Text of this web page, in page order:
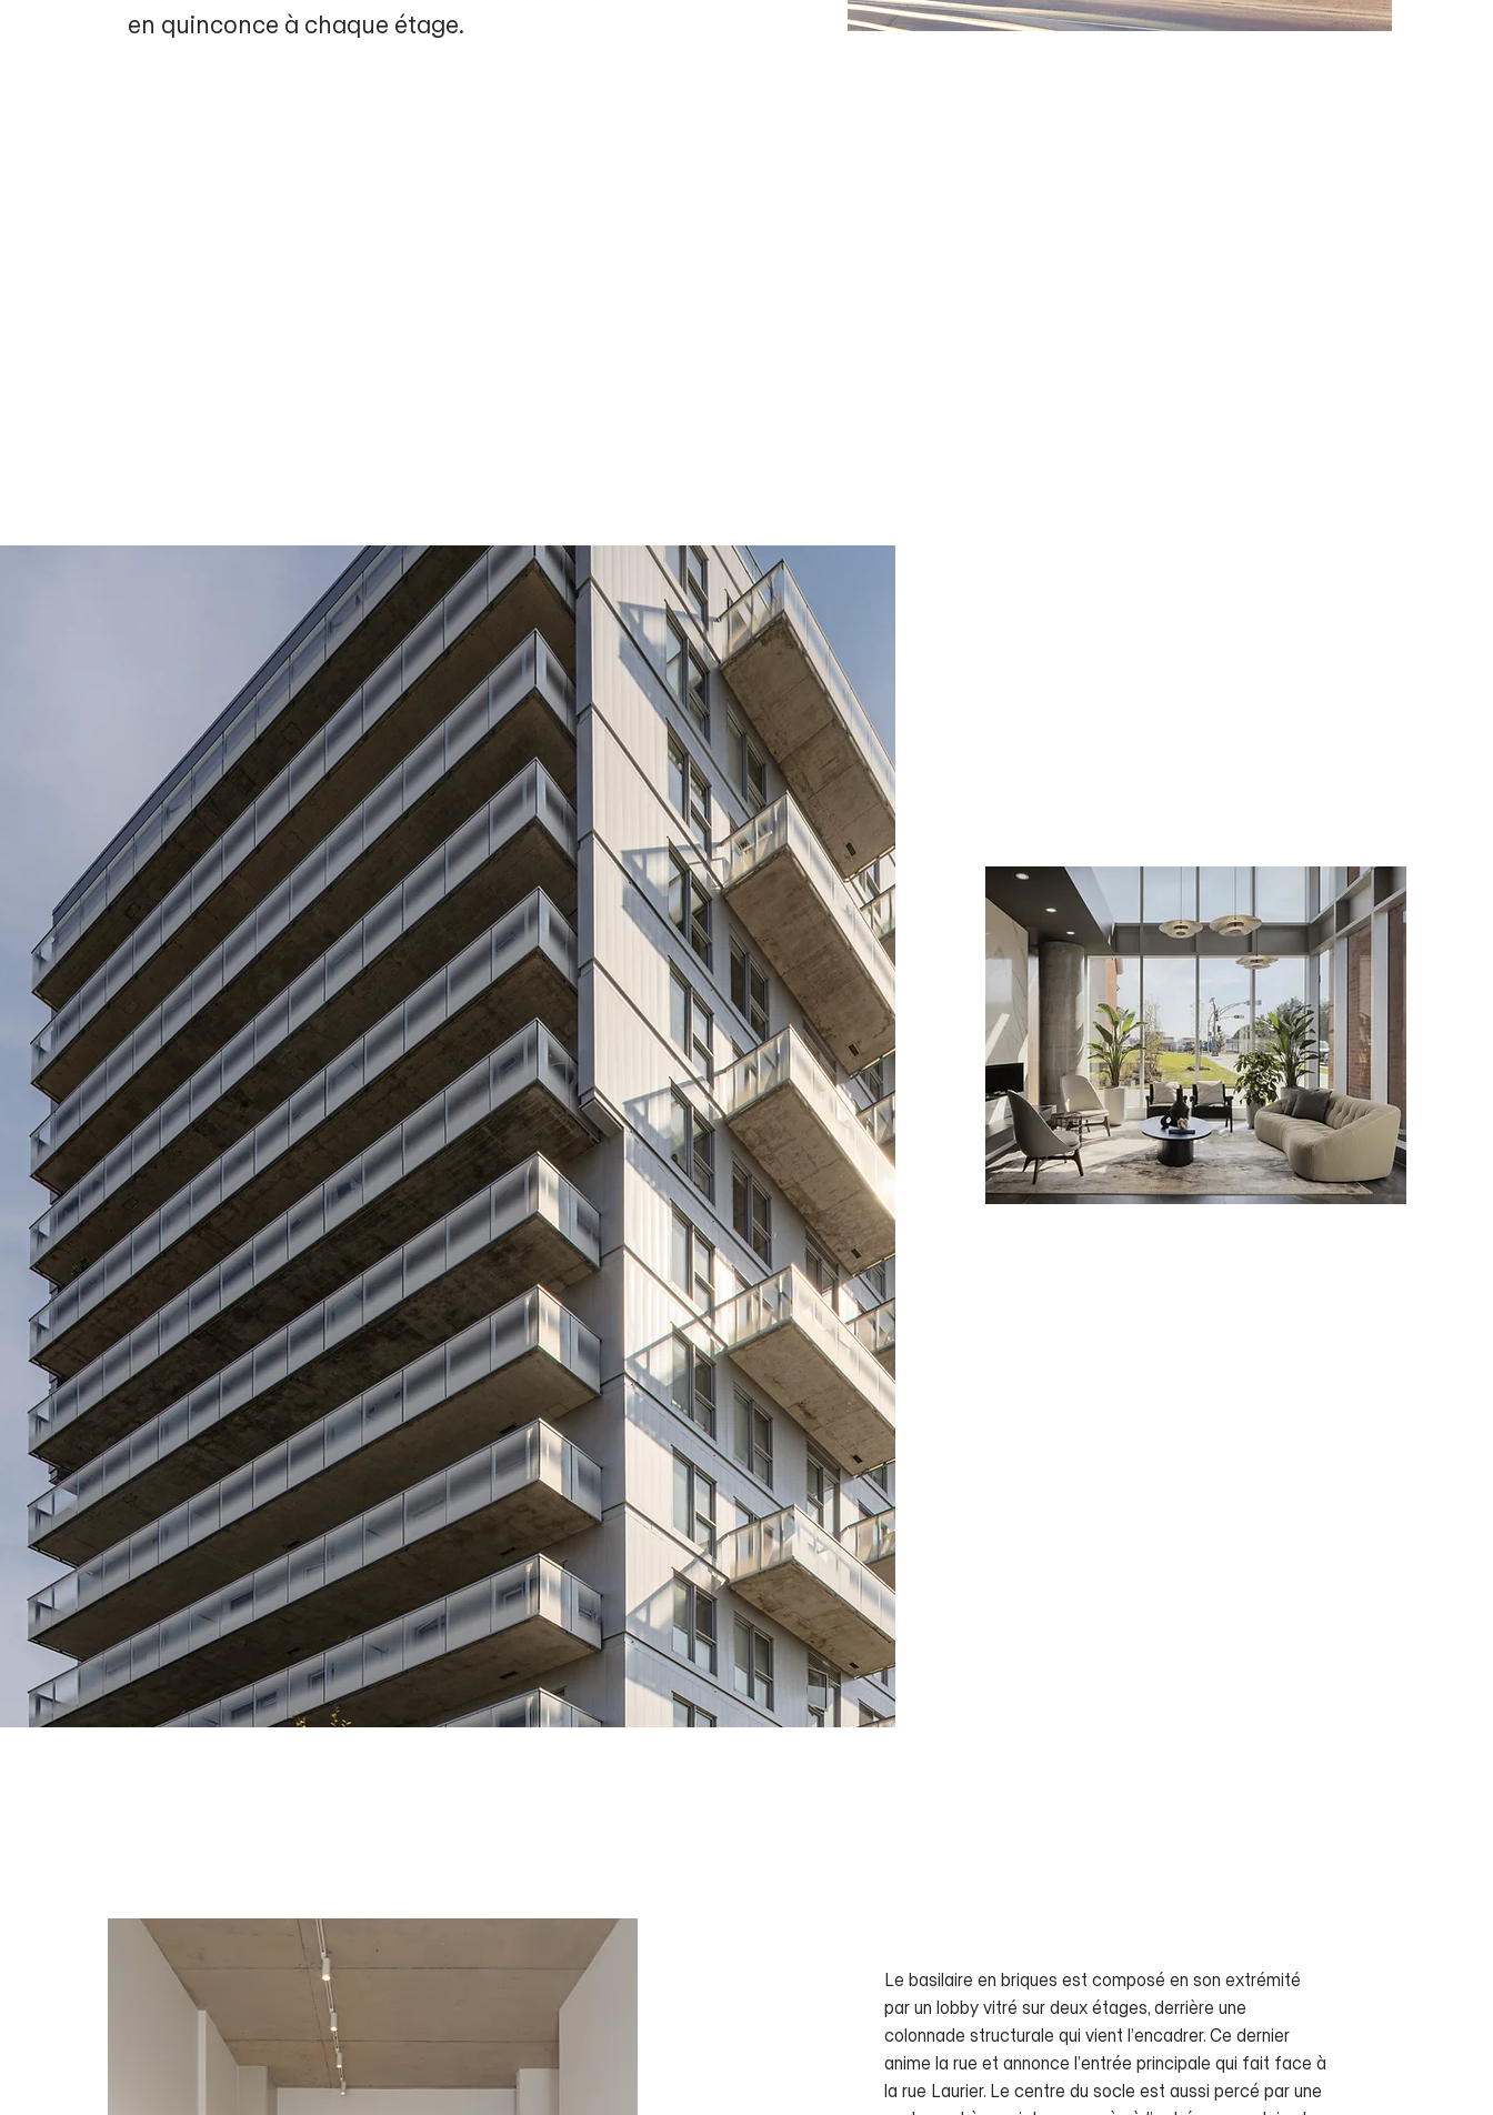
en quinconce à chaque étage.
Le basilaire en briques est composé en son extrémité
par un lobby vitré sur deux étages, derrière une
colonnade structurale qui vient l’encadrer. Ce dernier
anime la rue et annonce l’entrée principale qui fait face à
la rue Laurier. Le centre du socle est aussi percé par une